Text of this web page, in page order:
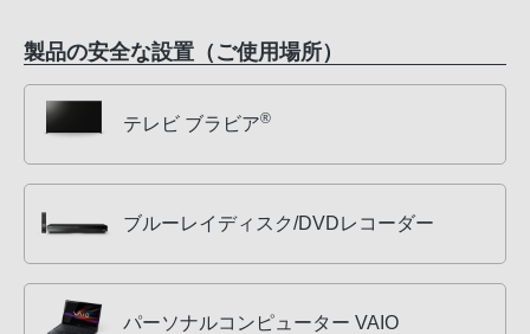
製品の安全な設置（ご使用場所）
テレビ ブラビア®
ブルーレイディスク/DVDレコーダー
パーソナルコンピューター VAIO